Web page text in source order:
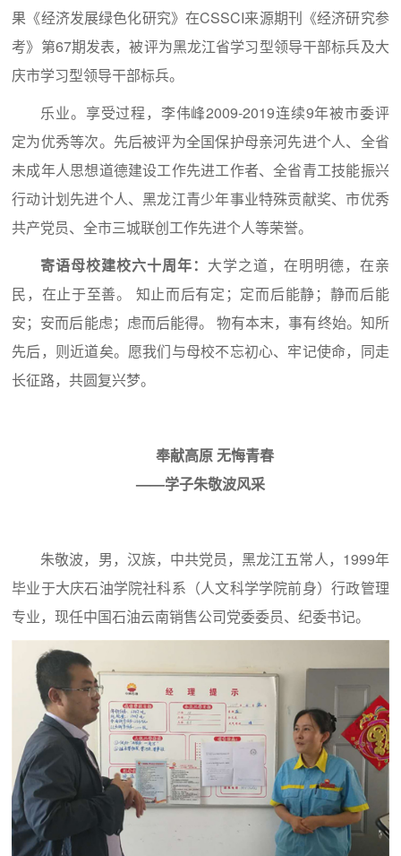
果《经济发展绿色化研究》在CSSCI来源期刊《经济研究参
考》第67期发表，被评为黑龙江省学习型领导干部标兵及大
庆市学习型领导干部标兵。
乐业。享受过程，李伟峰2009-2019连续9年被市委评
定为优秀等次。先后被评为全国保护母亲河先进个人、全省
未成年人思想道德建设工作先进工作者、全省青工技能振兴
行动计划先进个人、黑龙江青少年事业特殊贡献奖、市优秀
共产党员、全市三城联创工作先进个人等荣誉。
寄语母校建校六十周年： 大学之道，在明明德，在亲
民，在止于至善。 知止而后有定；定而后能静；静而后能
安；安而后能虑；虑而后能得。 物有本末，事有终始。知所
先后，则近道矣。愿我们与母校不忘初心、牢记使命，同走
长征路，共圆复兴梦。
奉献高原 无悔青春
——学子朱敬波风采
朱敬波，男，汉族，中共党员，黑龙江五常人，1999年
毕业于大庆石油学院社科系（人文科学学院前身）行政管理
专业，现任中国石油云南销售公司党委委员、纪委书记。